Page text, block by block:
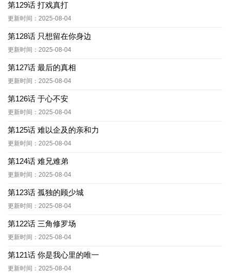
第129话 打戏真打
更新时间：2025-08-04
第128话 只想留在你身边
更新时间：2025-08-04
第127话 最后的真相
更新时间：2025-08-04
第126话 于心不安
更新时间：2025-08-04
第125话 难以企及的亲和力
更新时间：2025-08-04
第124话 难兄难弟
更新时间：2025-08-04
第123话 孤独的顾少城
更新时间：2025-08-04
第122话 三角修罗场
更新时间：2025-08-04
第121话 你是我心里的唯一
更新时间：2025-08-04